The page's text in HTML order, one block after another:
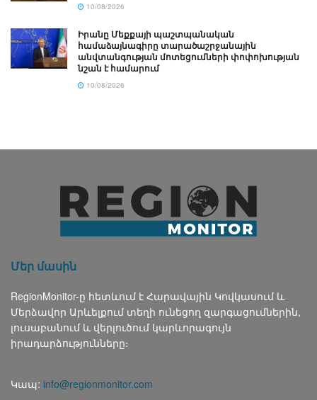
10/08/2026
Իրանը Մեքքայի պաշտպանական
համաձայնագիրը տարածաշրջանային
անվտանգության մոտեցումների փոփոխության
նշան է համարում
10/08/2026
Մեր մասին
RegionMonitor-ը հետևում է Հարավային Կովկասում և
Մերձավոր Արևելքում տեղի ունեցող զարգացումներին,
լուսաբանում և վերլուծում կարևորագույն
իրադարձությունները։
Կապ: info@regionmonitor.com